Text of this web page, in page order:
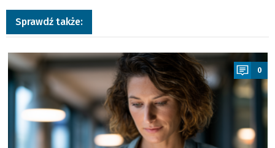
Sprawdź także:
a
0